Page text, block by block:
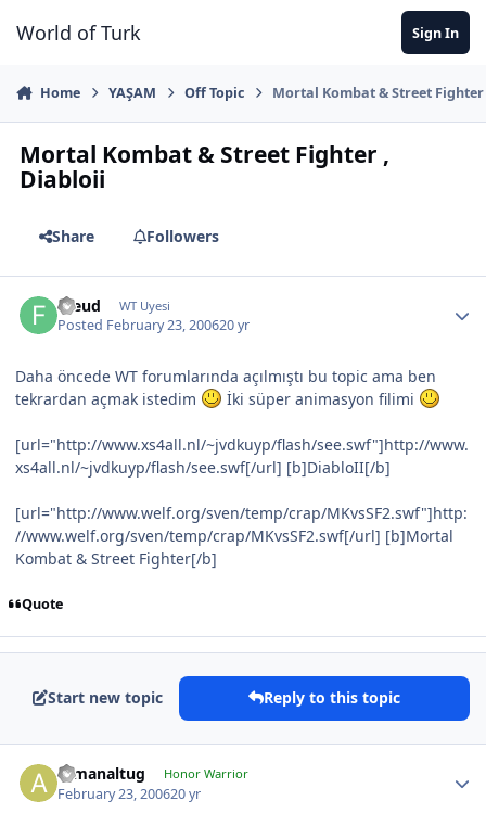
World of Turk Sign In
Home YAŞAM Off Topic Mortal Kombat & Street
Mortal Kombat & Street Fighter ,
Diabloii
Share Followers
Freud WT Uyesi
Posted February 23, 200620 yr
Daha öncede WT forumlarında açılmıştı bu topic ama ben
tekrardan açmak istedim
İki süper animasyon filimi
[url="http://www.xs4all.nl/~jvdkuyp/flash/see.swf"]http://www.
xs4all.nl/~jvdkuyp/flash/see.swf[/url] [b]DiabloII[/b]
[url="http://www.welf.org/sven/temp/crap/MKvsSF2.swf"]http:
//www.welf.org/sven/temp/crap/MKvsSF2.swf[/url] [b]Mortal
Kombat & Street Fighter[/b]
Quote
Start new topic Reply to this topic
armanaltug Honor Warrior
February 23, 200620 yr